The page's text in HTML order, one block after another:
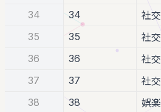
34
34 社交
35
35 社交
36
36 社交
37
37 社交
38
38 娯楽